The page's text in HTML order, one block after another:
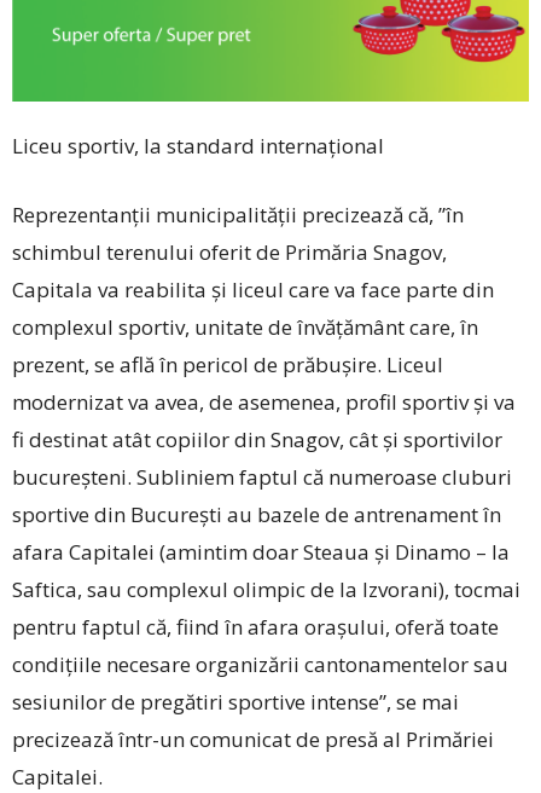
Liceu sportiv, la standard internațional
Reprezentanții muni­cipalității precizează că, ”în
schimbul terenului oferit de Primăria Snagov,
Capitala va reabilita și liceul care va face parte din
complexul sportiv, unitate de învățământ care, în
prezent, se află în pericol de prăbușire. Liceul
modernizat va avea, de asemenea, profil sportiv și va
fi destinat atât copiilor din Snagov, cât și sportivilor
bucureșteni. Subliniem faptul că numeroase cluburi
sportive din București au bazele de antrenament în
afara Capitalei (amintim doar Steaua și Dinamo – la
Saftica, sau complexul olimpic de la Izvorani), tocmai
pentru faptul că, fiind în afara orașului, oferă toate
condițiile necesare organizării cantonamentelor sau
sesiunilor de pregătiri sportive intense”, se mai
precizează într-un comunicat de presă al Primăriei
Capitalei.